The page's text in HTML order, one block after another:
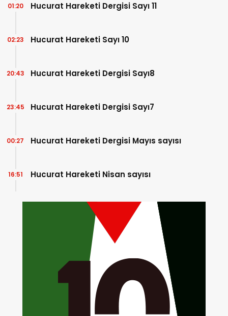
Hucurat Hareketi Dergisi Sayı 11
01:20
Hucurat Hareketi Sayı 10
02:23
Hucurat Hareketi Dergisi Sayı8
20:43
Hucurat Hareketi Dergisi Sayı7
23:45
Hucurat Hareketi Dergisi Mayıs sayısı
00:27
Hucurat Hareketi Nisan sayısı
16:51